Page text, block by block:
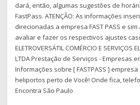
dará, então, algumas sugestões de
FastPass. ATENÇÃO: As informações
direcionadas a empresa FAST PASS e
avaliar e fazer os respectivos ajustes
ELETROVERSÁTIL COMÉRCIO E SERVIÇOS
LTDA Prestação de Serviços - Empresas
Informações sobre [ FASTPASS ]
heliportos perto de Você! Onde fica,
Encontra São Paulo